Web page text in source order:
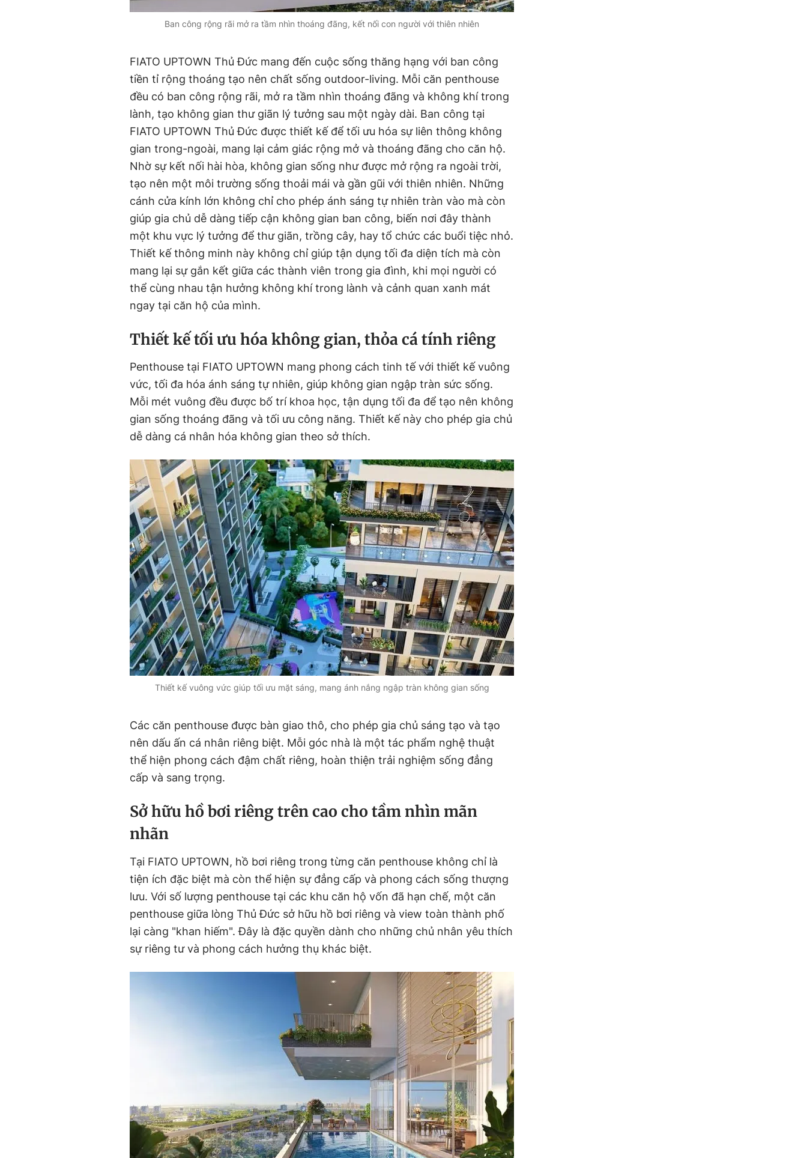
Ban công rộng rãi mở ra tầm nhìn thoáng đãng, kết nối con người với thiên nhiên
FIATO UPTOWN Thủ Đức mang đến cuộc sống thăng hạng với ban công
tiền tỉ rộng thoáng tạo nên chất sống outdoor-living. Mỗi căn penthouse
đều có ban công rộng rãi, mở ra tầm nhìn thoáng đãng và không khí trong
lành, tạo không gian thư giãn lý tưởng sau một ngày dài. Ban công tại
FIATO UPTOWN Thủ Đức được thiết kế để tối ưu hóa sự liên thông không
gian trong-ngoài, mang lại cảm giác rộng mở và thoáng đãng cho căn hộ.
Nhờ sự kết nối hài hòa, không gian sống như được mở rộng ra ngoài trời,
tạo nên một môi trường sống thoải mái và gần gũi với thiên nhiên. Những
cánh cửa kính lớn không chỉ cho phép ánh sáng tự nhiên tràn vào mà còn
giúp gia chủ dễ dàng tiếp cận không gian ban công, biến nơi đây thành
một khu vực lý tưởng để thư giãn, trồng cây, hay tổ chức các buổi tiệc nhỏ.
Thiết kế thông minh này không chỉ giúp tận dụng tối đa diện tích mà còn
mang lại sự gắn kết giữa các thành viên trong gia đình, khi mọi người có
thể cùng nhau tận hưởng không khí trong lành và cảnh quan xanh mát
ngay tại căn hộ của mình.
Thiết kế tối ưu hóa không gian, thỏa cá tính riêng
Penthouse tại FIATO UPTOWN mang phong cách tinh tế với thiết kế vuông
vức, tối đa hóa ánh sáng tự nhiên, giúp không gian ngập tràn sức sống.
Mỗi mét vuông đều được bố trí khoa học, tận dụng tối đa để tạo nên không
gian sống thoáng đãng và tối ưu công năng. Thiết kế này cho phép gia chủ
dễ dàng cá nhân hóa không gian theo sở thích.
Thiết kế vuông vức giúp tối ưu mặt sáng, mang ánh nắng ngập tràn không gian sống
Các căn penthouse được bàn giao thô, cho phép gia chủ sáng tạo và tạo
nên dấu ấn cá nhân riêng biệt. Mỗi góc nhà là một tác phẩm nghệ thuật
thể hiện phong cách đậm chất riêng, hoàn thiện trải nghiệm sống đẳng
cấp và sang trọng.
Sở hữu hồ bơi riêng trên cao cho tầm nhìn mãn
nhãn
Tại FIATO UPTOWN, hồ bơi riêng trong từng căn penthouse không chỉ là
tiện ích đặc biệt mà còn thể hiện sự đẳng cấp và phong cách sống thượng
lưu. Với số lượng penthouse tại các khu căn hộ vốn đã hạn chế, một căn
penthouse giữa lòng Thủ Đức sở hữu hồ bơi riêng và view toàn thành phố
lại càng "khan hiếm". Đây là đặc quyền dành cho những chủ nhân yêu thích
sự riêng tư và phong cách hưởng thụ khác biệt.